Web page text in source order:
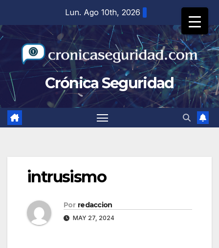
contenido
Lun. Ago 10th, 2026
Crónica Seguridad
intrusismo
Por redaccion
MAY 27, 2024